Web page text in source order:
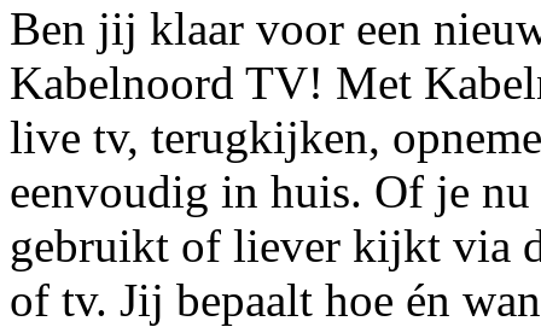
Ben jij klaar voor een
Kabelnoord TV! Met
live tv, terugkijken,
eenvoudig in huis. Of je
gebruikt of liever kijkt via
of tv. Jij bepaalt hoe én